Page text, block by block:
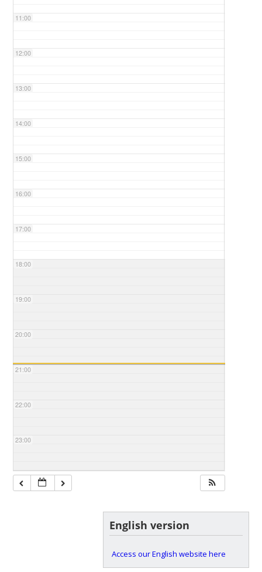
11:00
12:00
13:00
14:00
15:00
16:00
17:00
18:00
19:00
20:00
21:00
22:00
23:00
English version
Access our English website here